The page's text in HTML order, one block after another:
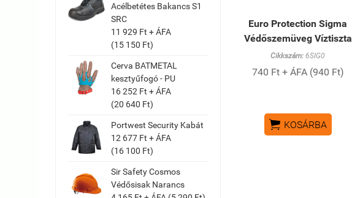
Acélbetétes Bakancs S1
SRC
11 929 Ft + ÁFA
(15 150 Ft)
Cerva BATMETAL
kesztyűfogó - PU
16 252 Ft + ÁFA
(20 640 Ft)
Portwest Security Kabát
12 677 Ft + ÁFA
(16 100 Ft)
Sir Safety Cosmos
Védősisak Narancs
Euro Protection Sigma
Védőszemüveg Víztiszta
Cikkszám: 6SIG0
740 Ft + ÁFA (940 Ft)
 KOSÁRBA